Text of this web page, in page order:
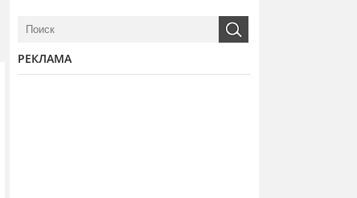
РЕКЛАМА